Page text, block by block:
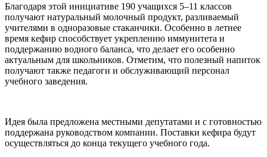
Благодаря этой инициативе 190 учащихся 5–11 классов
получают натуральный молочный продукт, разливаемый
учителями в одноразовые стаканчики. Особенно в летнее
время кефир способствует укреплению иммунитета и
поддержанию водного баланса, что делает его особенно
актуальным для школьников. Отметим, что полезный напиток
получают также педагоги и обслуживающий персонал
учебного заведения.
Идея была предложена местными депутатами и с готовностью
поддержана руководством компании. Поставки кефира будут
осуществляться до конца текущего учебного года.